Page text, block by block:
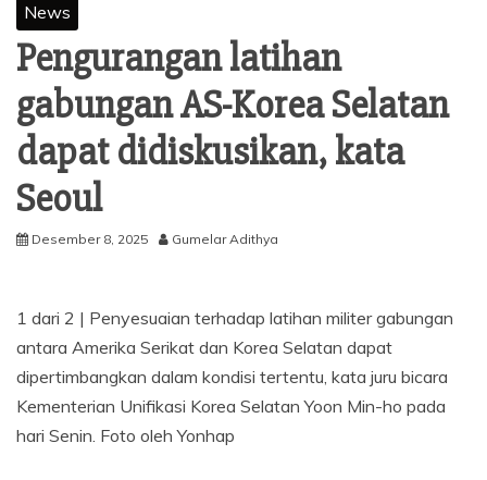
News
Pengurangan latihan
gabungan AS-Korea Selatan
dapat didiskusikan, kata
Seoul
Desember 8, 2025 Gumelar Adithya
1 dari 2 | Penyesuaian terhadap latihan militer gabungan
antara Amerika Serikat dan Korea Selatan dapat
dipertimbangkan dalam kondisi tertentu, kata juru bicara
Kementerian Unifikasi Korea Selatan Yoon Min-ho pada
hari Senin. Foto oleh Yonhap